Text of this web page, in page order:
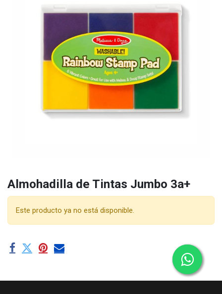
Almohadilla de Tintas Jumbo 3a+
Este producto ya no está disponible.